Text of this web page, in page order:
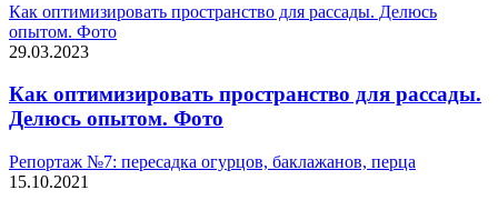
Как оптимизировать пространство для рассады. Делюсь
опытом. Фото
29.03.2023
Как оптимизировать пространство для рассады.
Делюсь опытом. Фото
Репортаж №7: пересадка огурцов, баклажанов, перца
15.10.2021